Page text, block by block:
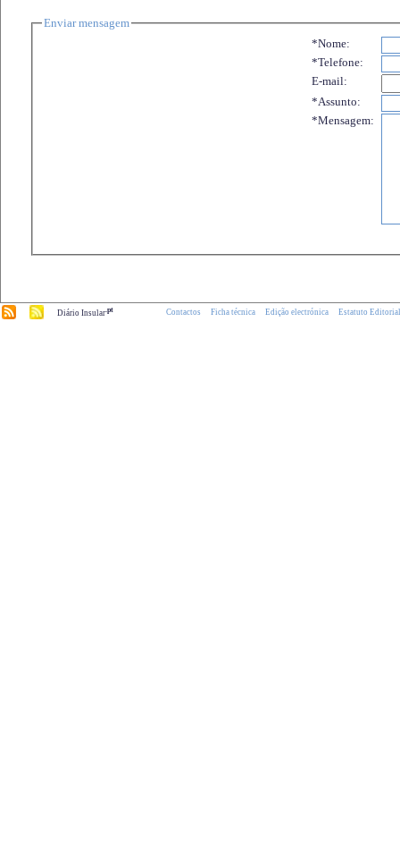
Enviar mensagem
*Nome:
*Telefone:
E-mail:
*Assunto:
*Mensagem:
Diário Insular.pt Contactos Ficha técnica Edição electrónica Estatuto Editorial